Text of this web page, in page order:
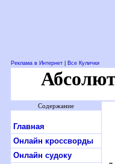
Реклама в Интернет Все Кулички
Содержание
Главная
Онлайн кроссворды
Онлайн судоку